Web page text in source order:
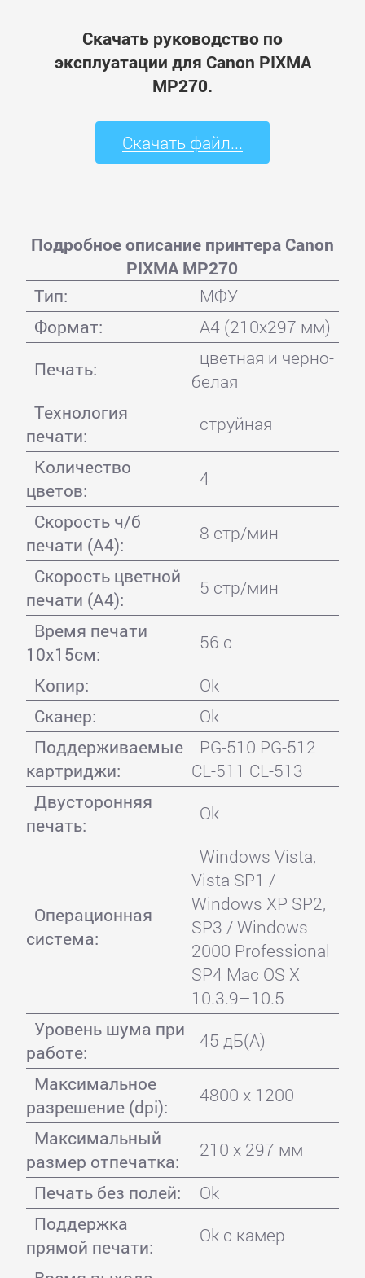
Скачать руководство по
эксплуатации для Canon PIXMA
MP270.
Скачать файл...
Подробное описание принтера Canon
PIXMA MP270
Тип:
МФУ
Формат:
A4 (210x297 мм)
Печать:
цветная и черно-
белая
Технология
печати:
струйная
Количество
цветов:
4
Скорость ч/б
печати (А4):
8 стр/мин
Скорость цветной
печати (А4):
5 стр/мин
Время печати
10x15см:
56 с
Копир:
Ok
Сканер:
Ok
Поддерживаемые
картриджи:
PG-510 PG-512
CL-511 CL-513
Двусторонняя
печать:
Ok
Операционная
система:
Windows Vista,
Vista SP1 /
Windows XP SP2,
SP3 / Windows
2000 Professional
SP4 Mac OS X
10.3.9–10.5
Уровень шума при
работе:
45 дБ(А)
Максимальное
разрешение (dpi):
4800 x 1200
Максимальный
размер отпечатка:
210 x 297 мм
Печать без полей:
Ok
Поддержка
прямой печати:
Ok с камер